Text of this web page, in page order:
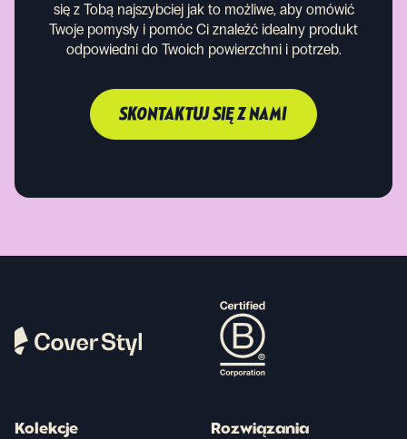
się z Tobą najszybciej jak to możliwe, aby omówić
Twoje pomysły i pomóc Ci znaleźć idealny produkt
odpowiedni do Twoich powierzchni i potrzeb.
SKONTAKTUJ SIĘ Z NAMI
Kolekcje Rozwiązania